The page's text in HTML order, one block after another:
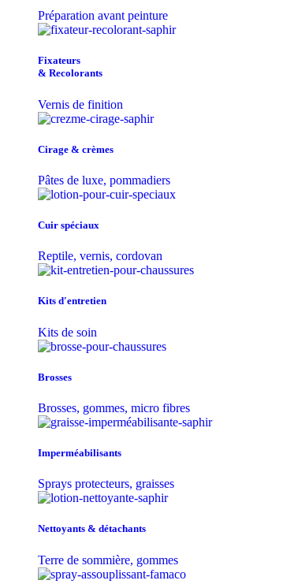
Préparation avant peinture
Fixateurs
& Recolorants
Vernis de finition
Cirage & crèmes
Pâtes de luxe, pommadiers
Cuir spéciaux
Reptile, vernis, cordovan
Kits d'entretien
Kits de soin
Brosses
Brosses, gommes, micro fibres
Imperméabilisants
Sprays protecteurs, graisses
Nettoyants & détachants
Terre de sommière, gommes